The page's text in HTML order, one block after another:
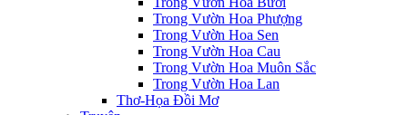
Trong Vườn Hoa Phượng
Trong Vườn Hoa Sen
Trong Vườn Hoa Cau
Trong Vườn Hoa Muôn Sắc
Trong Vườn Hoa Lan
Thơ-Họa Đồi Mơ